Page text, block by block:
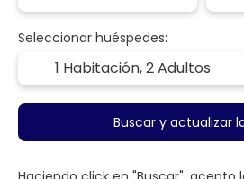
Seleccionar huéspedes:
1 Habitación,2 Adultos
Buscar y actualizar